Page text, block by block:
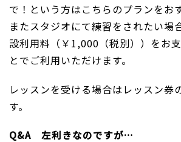
で！という方はこちらのプランをお
またスタジオにて練習をされたい場
設利用料（￥1,000（税別））をお
とでご利用いただけます。
レッスンを受ける場合はレッスン券
す。
Q&A 左利きなのですが…